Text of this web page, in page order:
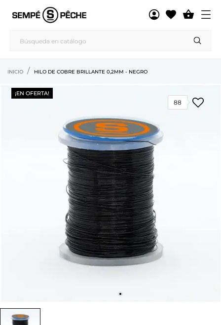

INICIO HILO DE COBRE BRILLANTE 0,2MM - NEGRO
¡EN OFERTA!
88